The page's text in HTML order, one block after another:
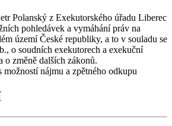
Polanský z Exekutorského úřadu Liberec
pohledávek a vymáhání práv na
území České republiky, a to v souladu se
o soudních exekutorech a exekuční
o změně dalších zákonů.